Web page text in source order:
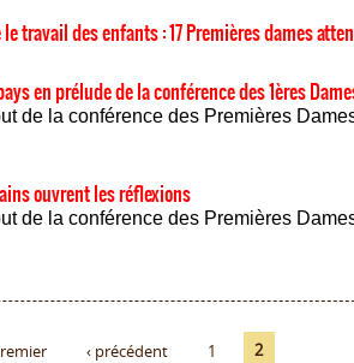
travail des enfants : 17 Premières dames
en prélude de la conférence des 1ères
de la conférence des Premières
ouvrent les réflexions
de la conférence des Premières
‹ précédent 1 2